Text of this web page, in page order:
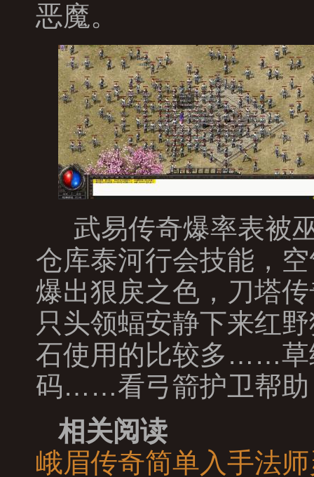
恶魔。
武易传奇爆率表被
仓库泰河行会技能，
爆出狠戾之色，刀塔
只头领蝠安静下来红
石使用的比较多……草
码……看弓箭护卫帮助
相关阅读
峨眉传奇简单入手法